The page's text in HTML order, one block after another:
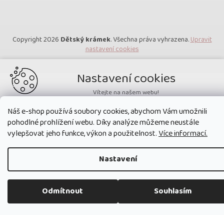
Náš e-shop používá soubory cookies, abychom Vám umožnili
pohodlné prohlížení webu. Díky analýze můžeme neustále
vylepšovat jeho funkce, výkon a použitelnost.Více informací.
Nastavení
Odmítnout Souhlasím
Copyright 2026 Dětský krámek. Všechna práva vyhrazena.Upravit
nastavení cookies
Nastavení cookies
Vítejte na našem webu!
Potřebujeme nastavit cookies a související technologie, aby
zobrazovaný obsah odpovídal vašim potřebám a vy na webu nalezli
přesně to, co potřebujete. Soubory cookies používané na našem webu
nikdy neslouží ke zjišťování totožnosti uživatelů stránek.
Přijmout všechny cookies
Nastavit